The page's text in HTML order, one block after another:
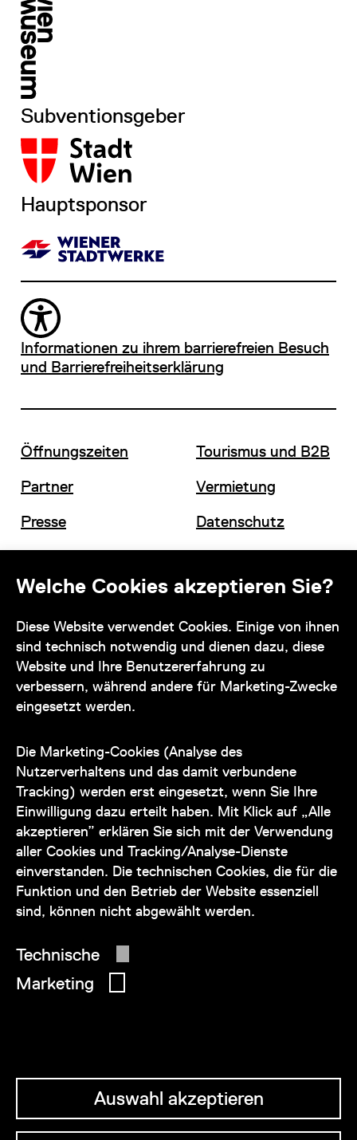
Welche Cookies akzeptieren Sie?
Diese Website verwendet Cookies. Einige von ihnen
sind technisch notwendig und dienen dazu, diese
Website und Ihre Benutzererfahrung zu
verbessern, während andere für Marketing-Zwecke
eingesetzt werden.
Die Marketing-Cookies (Analyse des
Nutzerverhaltens und das damit verbundene
Tracking) werden erst eingesetzt, wenn Sie Ihre
Einwilligung dazu erteilt haben. Mit Klick auf „Alle
akzeptieren” erklären Sie sich mit der Verwendung
aller Cookies und Tracking/Analyse-Dienste
einverstanden. Die technischen Cookies, die für die
Funktion und den Betrieb der Website essenziell
sind, können nicht abgewählt werden.
Technische
Marketing
Auswahl akzeptieren
Subventionsgeber
Hauptsponsor
Informationen zu ihrem barrierefreien Besuch
und Barrierefreiheitserklärung
Öffnungszeiten
Partner
Presse
Tourismus und B2B
Vermietung
Datenschutz
Kontakt
auch telefonisch zur Verfügung:
+43 1 505 87 47 85173
service@wienmuseum.at